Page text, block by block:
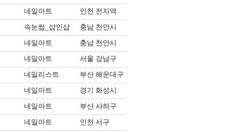
네일아트
인천 전지역
속눈썹_샵인샵
충남 천안시
네일아트
충남 천안시
네일아트
서울 강남구
네일리스트
부산 해운대구
네일아트
경기 화성시
네일아트
부산 사하구
네일아트
인천 서구